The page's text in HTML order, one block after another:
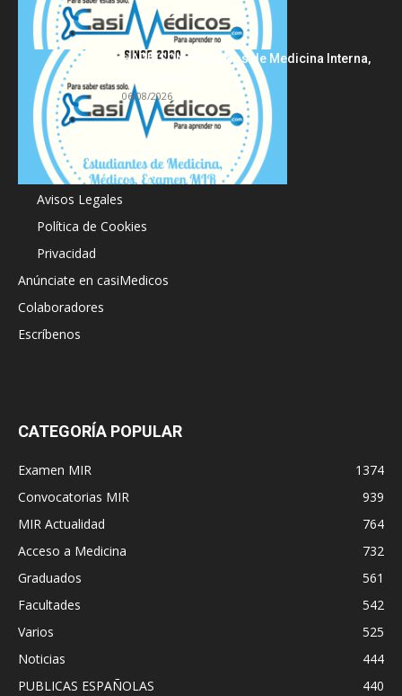
HARRISON Principios de Medicina Interna,
06/08/2026
Acerca de
Avisos Legales
Política de Cookies
Privacidad
Anúnciate en casiMedicos
Colaboradores
Escríbenos
CATEGORÍA POPULAR
Examen MIR
1374
Convocatorias MIR
939
MIR Actualidad
764
Acceso a Medicina
732
Graduados
561
Facultades
542
Varios
525
Noticias
444
PUBLICAS ESPAÑOLAS
440